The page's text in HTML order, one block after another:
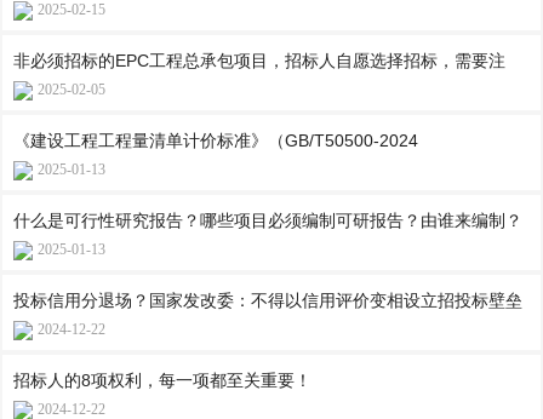
2025-02-15
非必须招标的EPC工程总承包项目，招标人自愿选择招标，需要注
2025-02-05
《建设工程工程量清单计价标准》（GB/T50500-2024
2025-01-13
什么是可行性研究报告？哪些项目必须编制可研报告？由谁来编制？
2025-01-13
投标信用分退场？国家发改委：不得以信用评价变相设立招投标壁垒
2024-12-22
招标人的8项权利，每一项都至关重要！
2024-12-22